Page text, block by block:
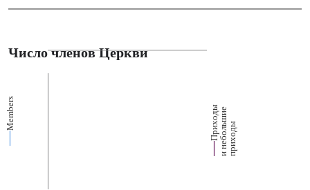
Число членов Церкви
Members П
р
их
о
д
ы
и
н
е
б
о
ль
ш
ие
п
р
и
х
о
ды